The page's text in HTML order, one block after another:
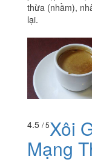
thừa (nhầm),
lại.
4.5 / 5Xôi
Mạng